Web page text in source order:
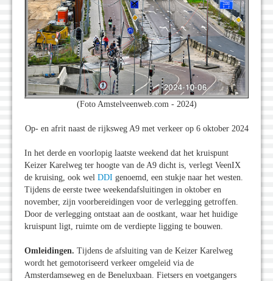
(Foto Amstelveenweb.com - 2024)
Op- en afrit naast de rijksweg A9 met verkeer op 6 oktober 2024
In het derde en voorlopig laatste weekend dat het kruispunt
Keizer Karelweg ter hoogte van de A9 dicht is, verlegt VeenIX
de kruising, ook wel DDI genoemd, een stukje naar het westen.
Tijdens de eerste twee weekendafsluitingen in oktober en
november, zijn voorbereidingen voor de verlegging getroffen.
Door de verlegging ontstaat aan de oostkant, waar het huidige
kruispunt ligt, ruimte om de verdiepte ligging te bouwen.
Omleidingen. Tijdens de afsluiting van de Keizer Karelweg
wordt het gemotoriseerd verkeer omgeleid via de
Amsterdamseweg en de Beneluxbaan. Fietsers en voetgangers